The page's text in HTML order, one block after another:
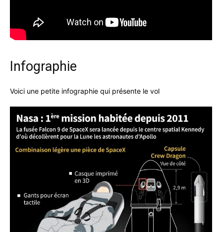
Infographie
Voici une petite infographie qui présente le vol